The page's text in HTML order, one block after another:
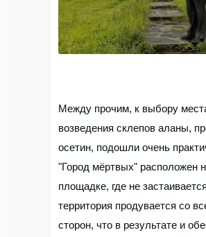
Между прочим, к выбору
возведения склепов аланы,
осетин, подошли очень
"Город мёртвых" расположен
площадке, где не
территория продувается со
сторон, что в результате и